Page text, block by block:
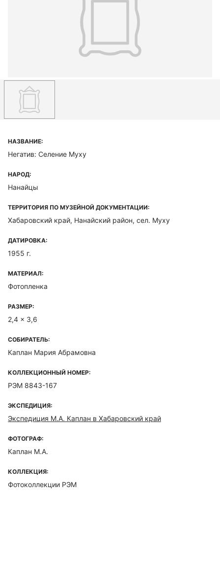
НАЗВАНИЕ:
Негатив: Селение Муху
НАРОД:
Нанайцы
ТЕРРИТОРИЯ ПО МУЗЕЙНОЙ ДОКУМЕНТАЦИИ:
Хабаровский край, Нанайский район, сел. Муху
ДАТИРОВКА:
1955 г.
МАТЕРИАЛ:
Фотопленка
РАЗМЕР:
2,4 x 3,6
СОБИРАТЕЛЬ:
Каплан Мария Абрамовна
КОЛЛЕКЦИОННЫЙ НОМЕР:
РЭМ 8843-167
ЭКСПЕДИЦИЯ:
Экспедиция М.А. Каплан в Хабаровский край
ФОТОГРАФ:
Каплан М.А.
КОЛЛЕКЦИЯ:
Фотоколлекции РЭМ